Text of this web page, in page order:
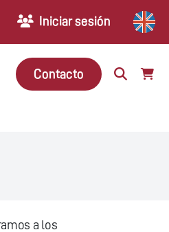
Iniciar sesión
Contacto
a los